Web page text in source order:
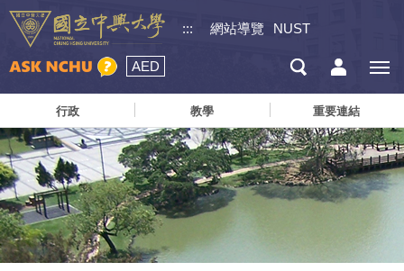
::: 網站導覽 NUST
AED
行政 教學 重要連結